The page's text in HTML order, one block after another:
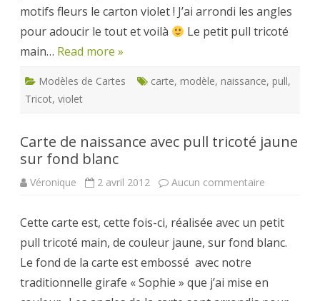
motifs fleurs le carton violet ! J’ai arrondi les angles
pour adoucir le tout et voilà
Le petit pull tricoté
main… Read more »
Modèles de Cartes carte, modèle, naissance, pull,
Tricot, violet
Carte de naissance avec pull tricoté jaune
sur fond blanc
Véronique 2 avril 2012 Aucun commentaire
avec
pull
tricoté
jaune
blanc
Cette carte est, cette fois-ci, réalisée avec un petit
pull tricoté main, de couleur jaune, sur fond blanc.
Le fond de la carte est embossé avec notre
traditionnelle girafe « Sophie » que j’ai mise en